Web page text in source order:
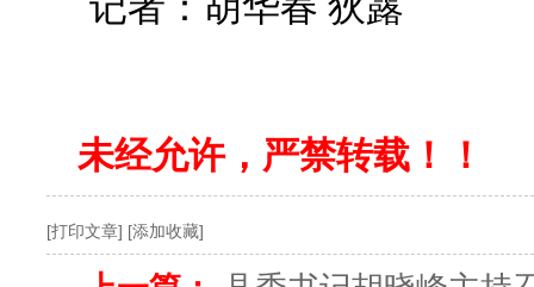
未经允许，严禁转载！！
[打印文章] [添加收藏]